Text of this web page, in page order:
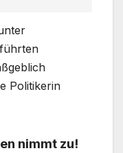
Politikerin
nimmt zu!